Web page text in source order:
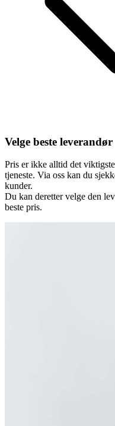
Velge beste leverandør
Pris er ikke alltid det
tjeneste. Via oss kan du
kunder.
Du kan deretter velge den
beste pris.